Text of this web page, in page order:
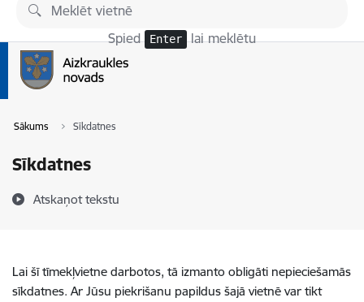
Pāriet uz lapas saturu
Spied Enter lai meklētu
Sākums Sīkdatnes
Sīkdatnes
Atskaņot tekstu
Lai šī tīmekļvietne darbotos, tā izmanto obligāti nepieciešamās
sīkdatnes. Ar Jūsu piekrišanu papildus šajā vietnē var tikt